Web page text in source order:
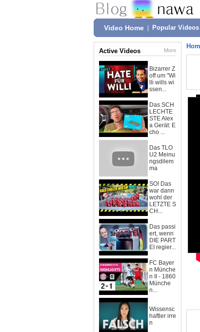
Video Home Popular Videos
Active Videos More
Bizarrer Z
off um "Wi
lli wills wi
ssen...
Das SCH
LECHTE
STE Alex
a Gerät: E
cho ...
Das TLO
U2 Meinu
ngsdilem
ma
SO! Das
war dann
wohl der
LETZTE S
CH...
Das passi
ert, wenn
DIE PART
EI regier...
FC Bayer
n Münche
n II - 1860
Münche
n...
Wissensc
haftler irre
n